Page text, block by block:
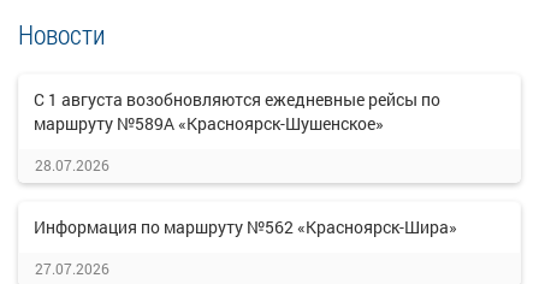
Новости
С 1 августа возобновляются ежедневные рейсы по
маршруту №589А «Красноярск-Шушенское»
28.07.2026
Информация по маршруту №562 «Красноярск-Шира»
27.07.2026